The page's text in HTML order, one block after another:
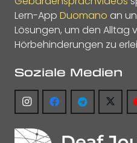
Lern-App Duomano an
Lösungen, um den Alltag
Hörbehinderungen zu
Soziale Medien